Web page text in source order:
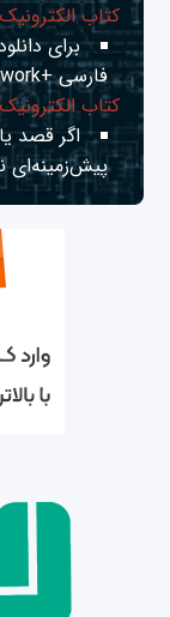
کتاب الکترونیک
برای
فارسی +Network
کتاب الکترونیک
اگر قصد
پیش‌زمینه‌ای